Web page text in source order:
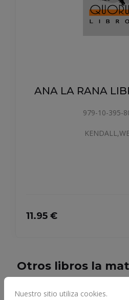
ANA LA RANA
979-10-395-
11.95 €
Otros libros la
ANTIGUA
Nuestro sitio utiliza cookies.